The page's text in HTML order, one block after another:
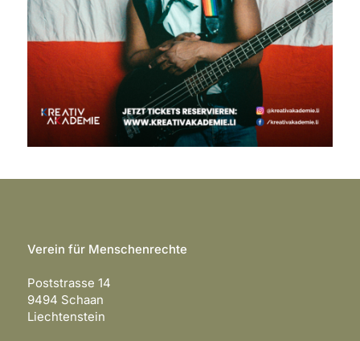
Verein für Menschenrechte
Poststrasse 14
9494 Schaan
Liechtenstein